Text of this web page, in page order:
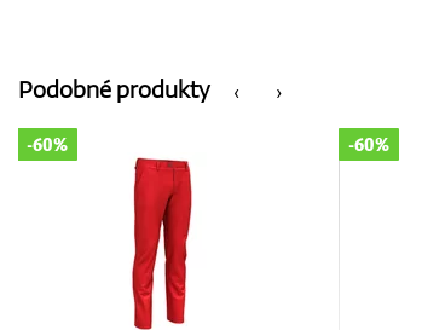
‹
Podobné produkty ›
-60% -60%